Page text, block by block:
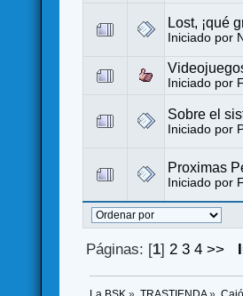
Lost, ¡qué
Iniciado por
Iniciado por
Sobre el
Iniciado por
Proximas
Iniciado por
Páginas: [1] 2 3 4 >>